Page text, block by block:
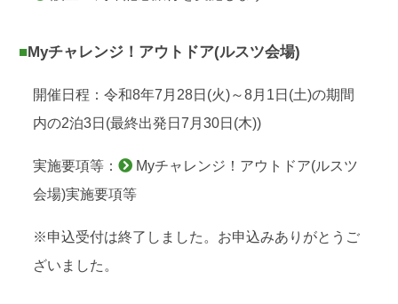
■Myチャレンジ！アウトドア(ルスツ会場)
開催日程：令和8年7月28日(火)～8月1日(土)の期間
内の2泊3日(最終出発日7月30日(木))
実施要項等：
Myチャレンジ！アウトドア(ルスツ
会場)実施要項等
※申込受付は終了しました。お申込みありがとうご
ざいました。